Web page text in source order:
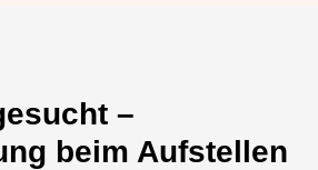
–
beim Aufstellen